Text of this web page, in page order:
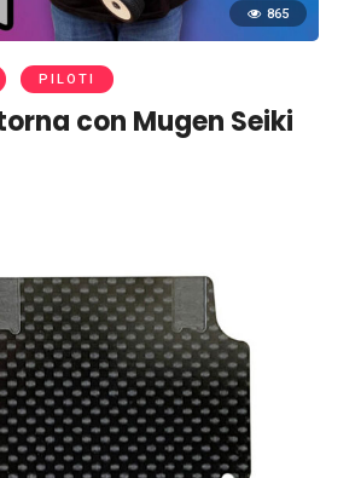
865
PILOTI
con Mugen Seiki